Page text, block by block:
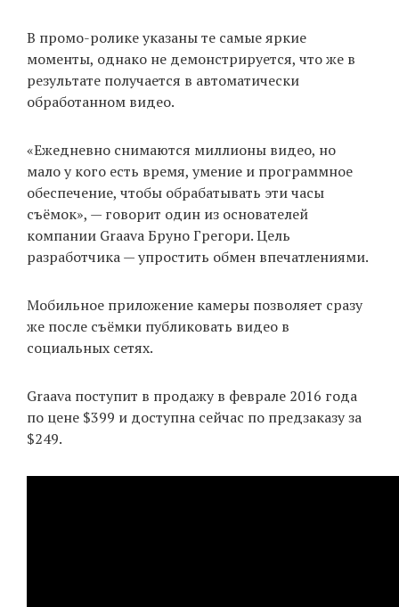
В промо-ролике указаны те самые яркие
моменты, однако не демонстрируется, что же в
результате получается в автоматически
обработанном видео.
«Ежедневно снимаются миллионы видео, но
мало у кого есть время, умение и программное
обеспечение, чтобы обрабатывать эти часы
съёмок», — говорит один из основателей
компании Graava Бруно Грегори. Цель
разработчика — упростить обмен впечатлениями.
Мобильное приложение камеры позволяет сразу
же после съёмки публиковать видео в
социальных сетях.
Graava поступит в продажу в феврале 2016 года
по цене $399 и доступна сейчас по предзаказу за
$249.